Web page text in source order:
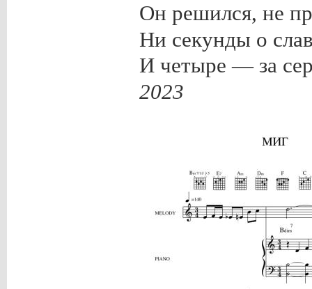
Он решился, не
Ни секунды о
И четыре — за
2023